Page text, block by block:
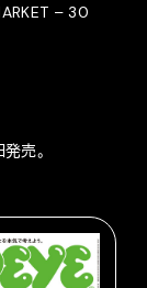
– 30
売。